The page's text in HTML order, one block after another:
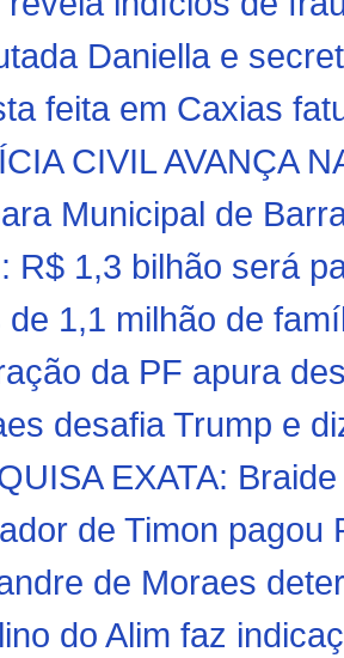
Daniella e
feita em Caxias
CIVIL AVANÇA
Municipal de
R$ 1,3 bilhão será
de 1,1 milhão de
da PF apura
desafia Trump e
EXATA:
de Timon pagou
de Moraes
do Alim faz